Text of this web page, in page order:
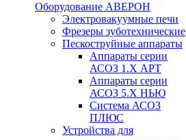
Оборудование АВЕРОН
Электровакуумные печи
Фрезеры зуботехнические
Пескоструйные аппараты
Аппараты серии
АСОЗ 1.Х АРТ
Аппараты серии
АСОЗ 5.Х НЬЮ
Система АСОЗ
ПЛЮС
Устройства для